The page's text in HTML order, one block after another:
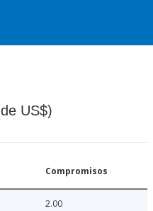
US$)
Compromisos
2.00